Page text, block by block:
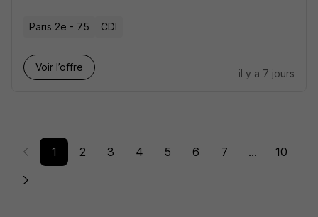
Paris 2e - 75 CDI
Voir l’offre
il y a 7 jours
1 2 3 4 5 6 7 ... 10